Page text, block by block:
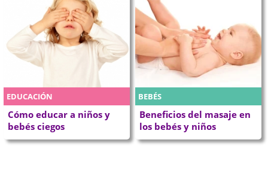
EDUCACIÓN
Cómo educar a niños y
bebés ciegos
BEBÉS
Beneficios del masaje en
los bebés y niños